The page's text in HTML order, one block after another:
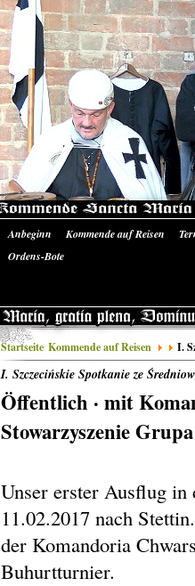
Anbeginn Kommende auf Reisen
Ordens-Bote
Startseite Kommende auf Reisen I.
I. Szczecińskie Spotkanie ze
Öffentlich · mit
Stowarzyszenie
Unser erster Ausflug in
11.02.2017 nach
der Komandoria
Buhurtturnier.